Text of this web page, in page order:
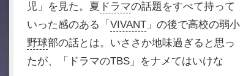
児」を見た。夏 ドラマの話題をすべて持って
いった感のある「 VIVANT 」の後で高校の弱小
野球部の話とは。いささか地味過ぎると思っ
たが、「ドラマのTBS」をナメてはいけな